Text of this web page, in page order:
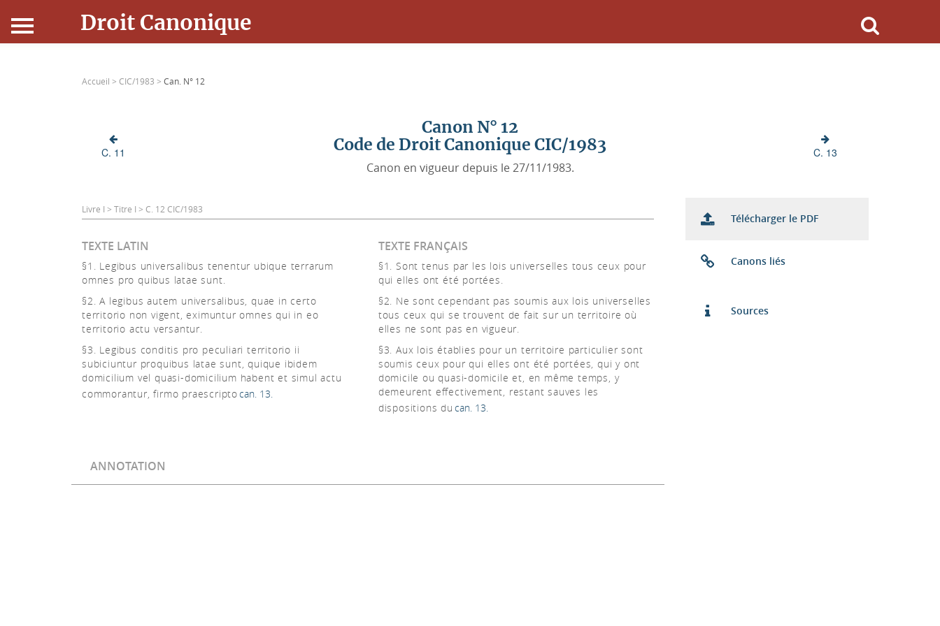
Droit Canonique
Connexion
Accueil > CIC/1983 > Can. N° 12
C. 11
Canon N° 12
Code de Droit Canonique CIC/1983
Canon en vigueur depuis le 27/11/1983.
C. 13
Livre I > Titre I > C. 12 CIC/1983
TEXTE LATIN TEXTE FRANÇAIS
§1. Legibus universalibus tenentur ubique terrarum
omnes pro quibus latae sunt.
§1. Sont tenus par les lois universelles tous ceux pour
qui elles ont été portées.
§2. A legibus autem universalibus, quae in certo
territorio non vigent, eximuntur omnes qui in eo
territorio actu versantur.
§2. Ne sont cependant pas soumis aux lois universelles
tous ceux qui se trouvent de fait sur un territoire où
elles ne sont pas en vigueur.
§3. Legibus conditis pro peculiari territorio ii
subiciuntur proquibus latae sunt, quique ibidem
domicilium vel quasi-domicilium habent et simul actu
commorantur, firmo praescriptocan. 13.
§3. Aux lois établies pour un territoire particulier sont
soumis ceux pour qui elles ont été portées, qui y ont
domicile ou quasi-domicile et, en même temps, y
demeurent effectivement, restant sauves les
dispositions du can. 13.
ANNOTATION
Télécharger le PDF
Canons liés
Sources